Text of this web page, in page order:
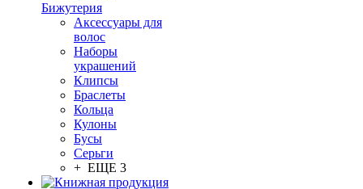
Бижутерия
Аксессуары для
волос
Наборы
украшений
Клипсы
Браслеты
Кольца
Кулоны
Бусы
Серьги
+ ЕЩЕ 3